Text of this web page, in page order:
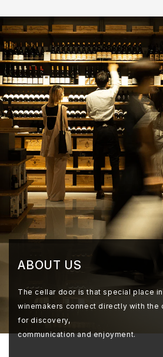
ABOUT US
The cellar door is that special place
winemakers connect directly with the
for discovery,
communication and enjoyment.